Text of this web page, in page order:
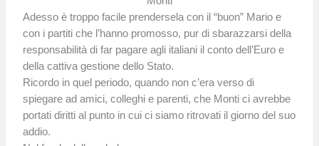
Adesso è troppo facile prendersela con il “buon” Mario e
con i partiti che l’hanno promosso, pur di sbarazzarsi della
responsabilità di far pagare agli italiani il conto dell’Euro e
della cattiva gestione dello Stato.
Ricordo in quel periodo, quando non c’era verso di
spiegare ad amici, colleghi e parenti, che Monti ci avrebbe
portati diritti al punto in cui ci siamo ritrovati il giorno del suo
addio.